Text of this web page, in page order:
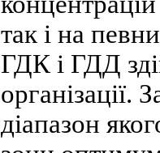
так і на
ГДК і ГДД
діапазон